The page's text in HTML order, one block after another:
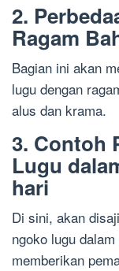
2.
Ragam
Bagian ini akan
lugu dengan
alus dan krama.
3. Contoh
Lugu
hari
Di sini, akan
ngoko lugu
memberikan